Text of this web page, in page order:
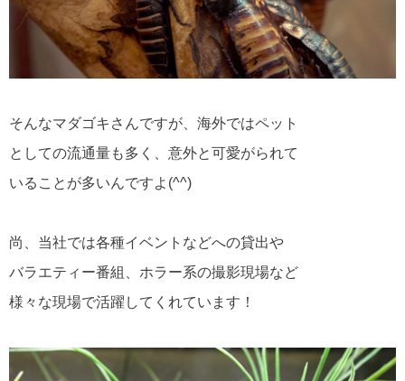
そんなマダゴキさんですが、海外ではペット
としての流通量も多く、意外と可愛がられて
いることが多いんですよ(^^)
尚、当社では各種イベントなどへの貸出や
バラエティー番組、ホラー系の撮影現場など
様々な現場で活躍してくれています！